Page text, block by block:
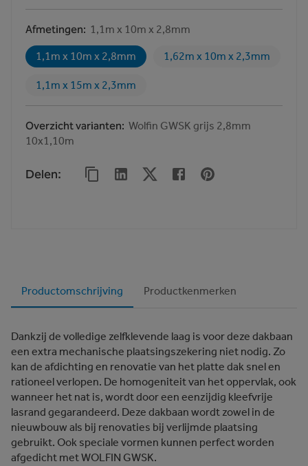
Afmetingen 1,1m x 10m x 2,8mm
1,1m x 10m x 2,8mm 1,62m x 10m x 2,3mm
1,1m x 15m x 2,3mm
Overzicht varianten Wolfin GWSK grijs 2,8mm
10x1,10m
Delen:
Productomschrijving Productkenmerken
Dankzij de volledige zelfklevende laag is voor deze dakbaan
een extra mechanische plaatsingszekering niet nodig. Zo
kan de afdichting en renovatie van het platte dak snel en
rationeel verlopen. De homogeniteit van het oppervlak, ook
wanneer het nat is, wordt door een eenzijdig kleefvrije
lasrand gegarandeerd. Deze dakbaan wordt zowel in de
nieuwbouw als bij renovaties bij verlijmde plaatsing
gebruikt. Ook speciale vormen kunnen perfect worden
afgedicht met WOLFIN GWSK.